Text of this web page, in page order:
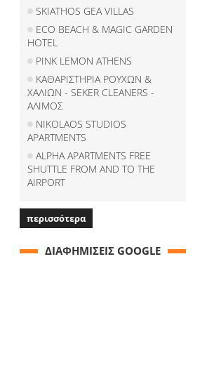
SKIATHOS GEA VILLAS
ECO BEACH & MAGIC GARDEN
HOTEL
PINK LEMON ATHENS
ΚΑΘΑΡΙΣΤΗΡΙΑ ΡΟΥΧΩΝ &
ΧΑΛΙΩΝ - SEKER CLEANERS -
ΑΛΙΜΟΣ
NIKOLAOS STUDIOS
APARTMENTS
ALPHA APARTMENTS FREE
SHUTTLE FROM AND TO THE
AIRPORT
περισσότερα
ΔΙΑΦΗΜΙΣΕΙΣ GOOGLE